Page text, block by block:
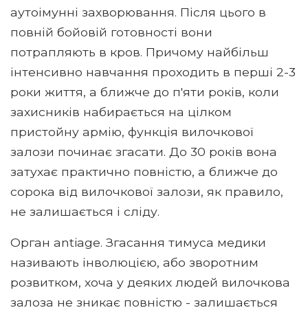
аутоімунні захворювання. Після цього в
повній бойовій готовності вони
потрапляють в кров. Причому найбільш
інтенсивно навчання проходить в перші 2-3
роки життя, а ближче до п'яти років, коли
захисників набирається на цілком
пристойну армію, функція вилочкової
залози починає згасати. До 30 років вона
затухає практично повністю, а ближче до
сорока від вилочкової залози, як правило,
не залишається і сліду.
Орган antiage. Згасання тимуса медики
називають інволюцією, або зворотним
розвитком, хоча у деяких людей вилочкова
залоза не зникає повністю - залишається